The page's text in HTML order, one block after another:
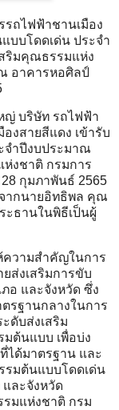
รถไฟฟ้าชานเมือง
บบโดดเด่น ประจำ
ริมคุณธรรมแห่ง
อาคารหอศิลป์
ญ่ บริษัท รถไฟฟ้า
งสายสีแดง เข้ารับ
จำปีงบประมาณ
งชาติ กรมการ
กุมภาพันธ์ 2565
ากนายอิทธิพล คุณ
ะธานในพิธีเป็นผู้
วามสำคัญในการ
ส่งเสริมการขับ
อ และจังหวัด ซึ่ง
รฐานกลางในการ
ดับส่งเสริม
ต้นแบบ เพื่อบ่ง
ด้มาตรฐาน และ
รมต้นแบบโดดเด่น
ละจังหวัด
มแห่งชาติ กรม